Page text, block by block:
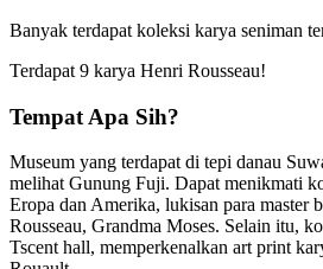
Banyak terdapat koleksi karya seniman
Terdapat 9 karya Henri Rousseau!
Tempat Apa Sih?
Museum yang terdapat di tepi danau
melihat Gunung Fuji. Dapat menikmati
Eropa dan Amerika, lukisan para master
Rousseau, Grandma Moses. Selain itu,
Tscent hall, memperkenalkan art print